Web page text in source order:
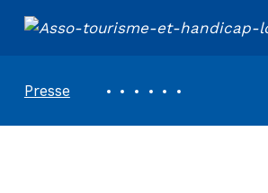
ASSOCIATION TOURISME ET HANDICAPS
Presse